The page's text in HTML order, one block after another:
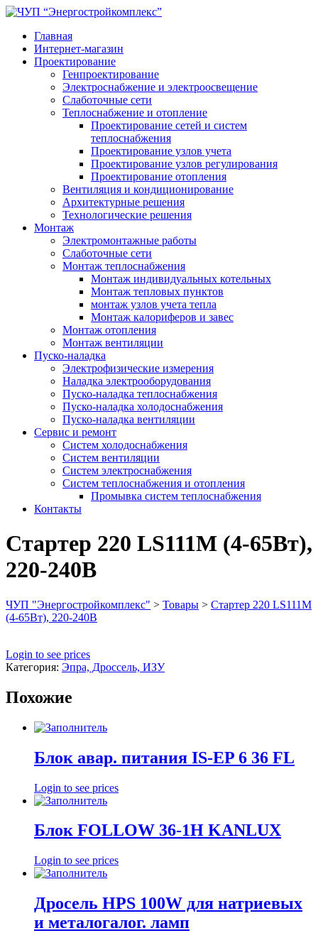
Главная
Интернет-магазин
Проектирование
Генпроектирование
Электроснабжение и электроосвещение
Слаботочные сети
Теплоснабжение и отопление
Проектирование сетей и систем
теплоснабжения
Проектирование узлов учета
Проектирование узлов регулирования
Проектирование отопления
Вентиляция и кондиционирование
Архитектурные решения
Технологические решения
Монтаж
Электромонтажные работы
Слаботочные сети
Монтаж теплоснабжения
Монтаж индивидуальных котельных
Монтаж тепловых пунктов
монтаж узлов учета тепла
Монтаж калориферов и завес
Монтаж отопления
Монтаж вентиляции
Пуско-наладка
Электрофизические измерения
Наладка электрооборудования
Пуско-наладка теплоснабжения
Пуско-наладка холодоснабжения
Пуско-наладка вентиляции
Сервис и ремонт
Систем холодоснабжения
Систем вентиляции
Систем электроснабжения
Систем теплоснабжения и отопления
Промывка систем теплоснабжения
Контакты
Стартер 220 LS111M (4-65Вт),
220-240В
ЧУП "Энергостройкомплекс" > Товары > Стартер 220 LS111M
(4-65Вт), 220-240В
Login to see prices
Категория: Эпра, Дроссель, ИЗУ
Похожие
Блок авар. питания IS-EP 6 36 FL
Login to see prices
Блок FOLLOW 36-1H KANLUX
Login to see prices
Дросель НРS 100W для натриевых
и металогалог. ламп